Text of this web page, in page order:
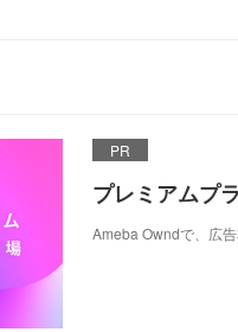
PR
プレミアムプ
Ameba Owndで、広